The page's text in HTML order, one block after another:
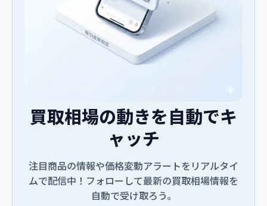
買取相場の動きを自動でキ
ャッチ
注目商品の情報や価格変動アラートをリアルタイ
ムで配信中！フォローして最新の買取相場情報を
自動で受け取ろう。